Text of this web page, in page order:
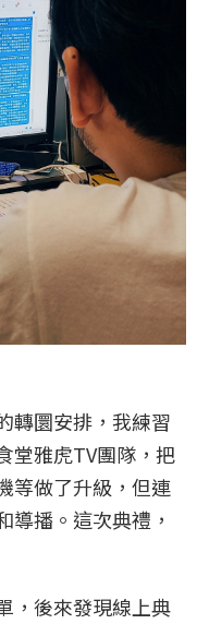
轉圜安排，我練習
堂雅虎TV團隊，把
等做了升級，但連
導播。這次典禮，
，後來發現線上典